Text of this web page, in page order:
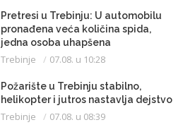
Pretresi u Trebinju: U automobilu
pronađena veća količina spida,
jedna osoba uhapšena
Trebinje 07.08. u 10:28
Požarište u Trebinju stabilno,
helikopter i jutros nastavlja dejstvo
Trebinje 07.08. u 08:39